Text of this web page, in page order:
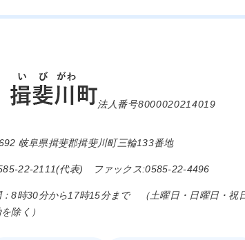
法人番号8000020214019
岐阜県揖斐郡揖斐川町三輪133番地
22-2111(代表) ファックス:0585-22-4496
：8時30分から17時15分まで （土曜日・日曜日・祝
除く）